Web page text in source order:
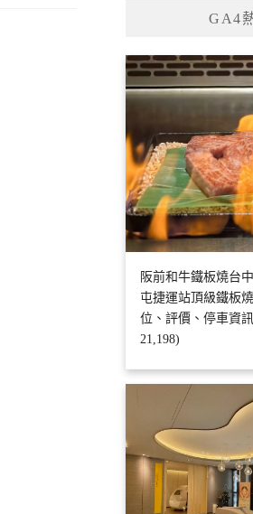
GA4
阪前和牛鐵板燒台
屯捷運站頂級鐵板
位、評價、停車資
21,198)